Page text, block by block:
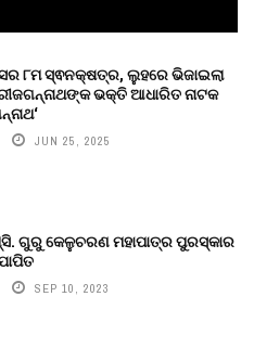
୮ମ ସ୍ଵନକ୍ଷତ୍ର, ଲୁହରେ ଭିଜାଇଲା
ଭକ୍ତି ଆଧାରିତ ନାଟକ
JUN 25, 2025
ଗୁରୁ କେଳୁଚରଣ ମହାପାତ୍ର ପୁରସ୍କାର
SEP 10, 2023